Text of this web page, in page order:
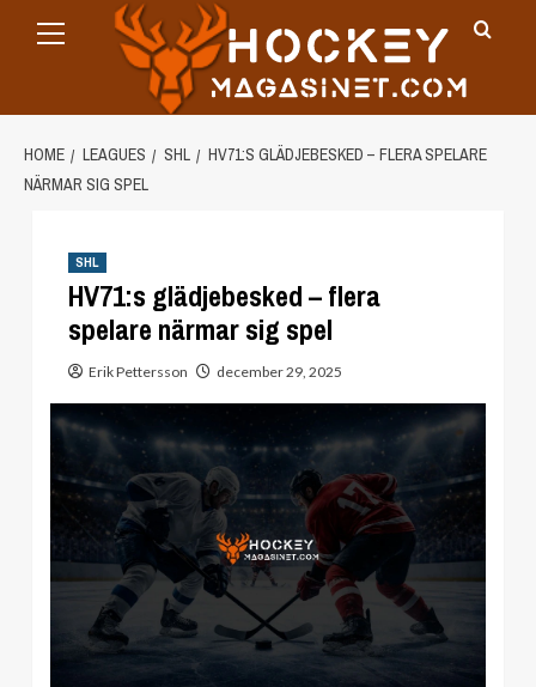
Menu
HOME LEAGUES SHL
HV71:S GLÄDJEBESKED – FLERA SPELARE
NÄRMAR SIG SPEL
SHL
HV71:s glädjebesked – flera
spelare närmar sig spel
Erik Pettersson december 29, 2025